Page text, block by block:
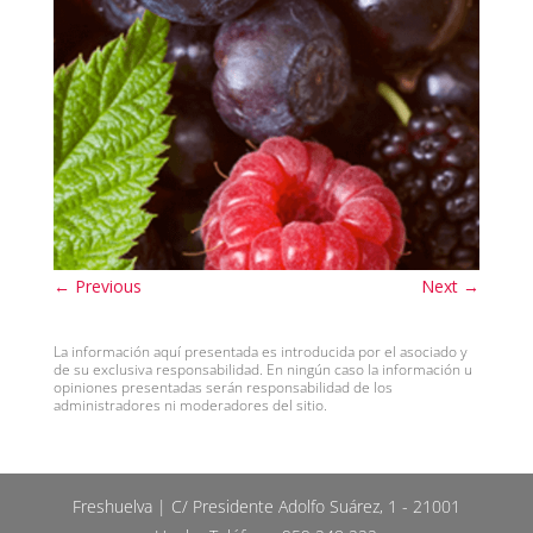
← Previous Next →
La información aquí presentada es introducida por el asociado y
de su exclusiva responsabilidad. En ningún caso la información u
opiniones presentadas serán responsabilidad de los
administradores ni moderadores del sitio.
Freshuelva | C/ Presidente Adolfo Suárez, 1 - 21001